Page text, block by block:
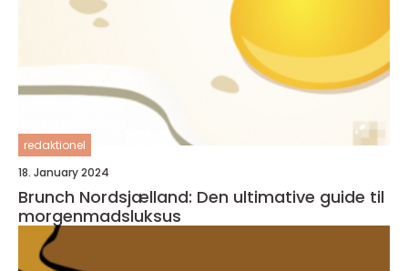
redaktionel
18. January 2024
Brunch Nordsjælland: Den ultimative guide til
morgenmadsluksus